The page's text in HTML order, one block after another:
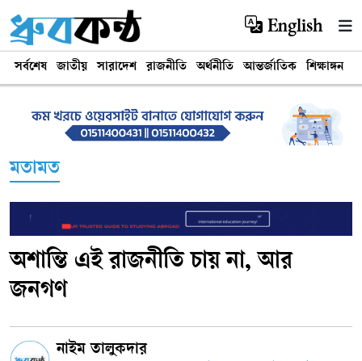
English
সর্বশেষ জাতীয় সারাদেশ রাজনীতি অর্থনীতি আন্তর্জাতিক শিক্ষাঙ্গন
মতামত
অশান্তি এই রাজনীতি চায় না, আর
জনগণ
নাইম তালুকদার